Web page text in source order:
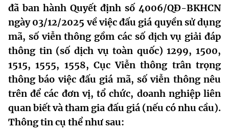
Cơ cấu tổ chức
Lịch sử phát triển
Sở Khoa học và Công nghệ
Khoa học và Công nghệ
Đổi mới sáng tạo
Chuyển đổi số
Bưu chính, Viễn thông
Sở hữu trí tuệ
Dịch vụ công
Hệ thống văn bản
Văn bản QPPL
Văn bản chỉ đạo điều hành
Lấy ý kiến người dân về dự thảo VBQPPL
MST IOFFICE
THỐNG KÊ
Khoa học và Công nghệ
Đổi mới sáng tạo
THƯ ĐIỆN TỬ
đã ban hành Quyết định số 4006/QĐ-BKHCN
ngày 03/12/2025 về việc đấu giá quyền sử dụng
mã, số viễn thông gồm các số dịch vụ giải đáp
thông tin (số dịch vụ toàn quốc) 1299, 1500,
1515, 1555, 1558, Cục Viễn thông trân trọng
thông báo việc đấu giá mã, số viễn thông nêu
trên để các đơn vị, tổ chức, doanh nghiệp liên
quan biết và tham gia đấu giá (nếu có nhu cầu).
Thông tin cụ thể như sau: